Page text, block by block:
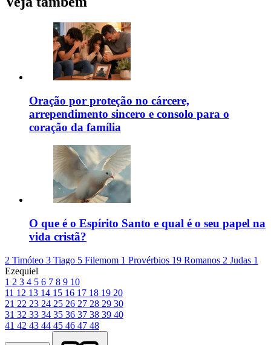
Oração por proteção no cárcere,
arrependimento sincero e consolo para o
coração da família
O que é o Espírito Santo e qual é o seu papel na
vida cristã?
2 Timóteo 3 Tiago 5 Filemom 1 Provérbios 19 Romanos 2 Judas 1
Ezequiel
1 2 3 4 5 6 7 8 9 10
11 12 13 14 15 16 17 18 19 20
21 22 23 24 25 26 27 28 29 30
31 32 33 34 35 36 37 38 39 40
41 42 43 44 45 46 47 48